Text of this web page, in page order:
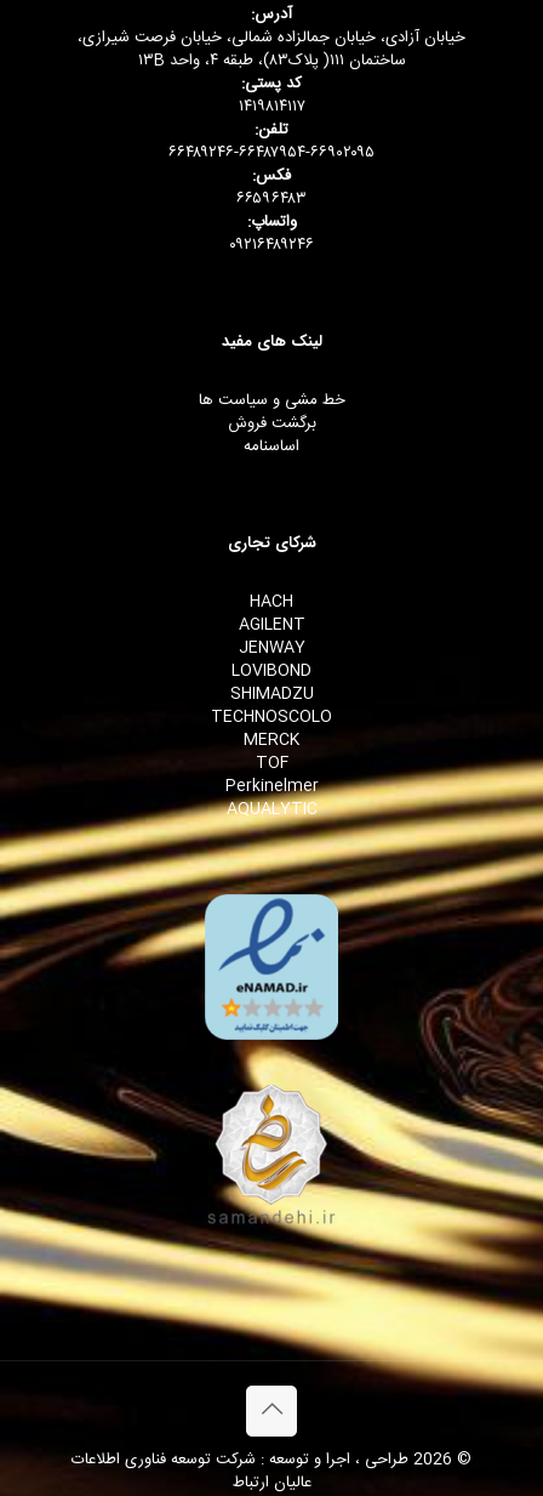
آدرس:
خیابان آزادی، خیابان جمالزاده شمالی، خیابان فرصت شیرازی،
ساختمان ۱۱۱( پلاک۸۳)، طبقه ۴، واحد ۱۳B
کد پستی:
۱۴۱۹۸۱۴۱۱۷
تلفن:
۶۶۴۸۹۲۴۶-۶۶۴۸۷۹۵۴-۶۶۹۰۲۰۹۵
فکس:
۶۶۵۹۶۴۸۳
واتساپ:
۰۹۲۱۶۴۸۹۲۴۶
لینک های مفید
خط مشی و سیاست ها
برگشت فروش
اساسنامه
شرکای تجاری
HACH
AGILENT
JENWAY
LOVIBOND
SHIMADZU
TECHNOSCOLO
MERCK
TOF
Perkinelmer
AQUALYTIC
© 2026 طراحی ، اجرا و توسعه : شرکت توسعه فناوری اطلاعات
عالیان ارتباط